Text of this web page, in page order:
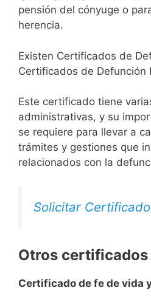
pensión del cónyuge o
herencia.
Existen Certificados de
Certificados de Defunción
Este certificado tiene
administrativas, y su
se requiere para llevar a
trámites y gestiones que
relacionados con la
Solicitar
Otros certificados
Certificado de fe de vida